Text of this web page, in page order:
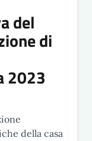
del
di
2023
della casa